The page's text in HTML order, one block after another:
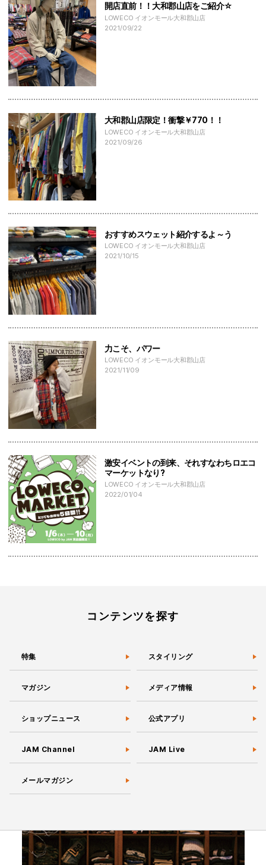
開店直前！！大和郡山店をご紹介☆
LOWECO イオンモール大和郡山店
2021/09/22
大和郡山店限定！衝撃￥770！！
LOWECO イオンモール大和郡山店
2021/09/26
おすすめスウェット紹介するよ～う
LOWECO イオンモール大和郡山店
2021/10/15
力こそ、パワー
LOWECO イオンモール大和郡山店
2021/11/09
激安イベントの到来、それすなわちロエコ
マーケットなり?
LOWECO イオンモール大和郡山店
2022/01/04
コンテンツを探す
特集 スタイリング
マガジン メディア情報
ショップニュース 公式アプリ
JAM Channel JAM Live
メールマガジン